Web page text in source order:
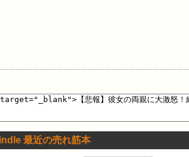
最近の売れ筋本